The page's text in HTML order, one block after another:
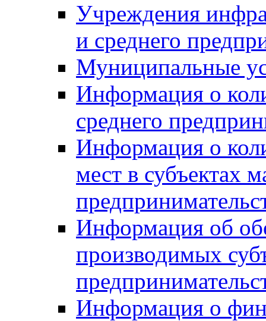
Учреждения
и среднего
Муниципальные
Информация о
среднего
Информация о
мест в субъектах
Информация об
производимых
Информация о